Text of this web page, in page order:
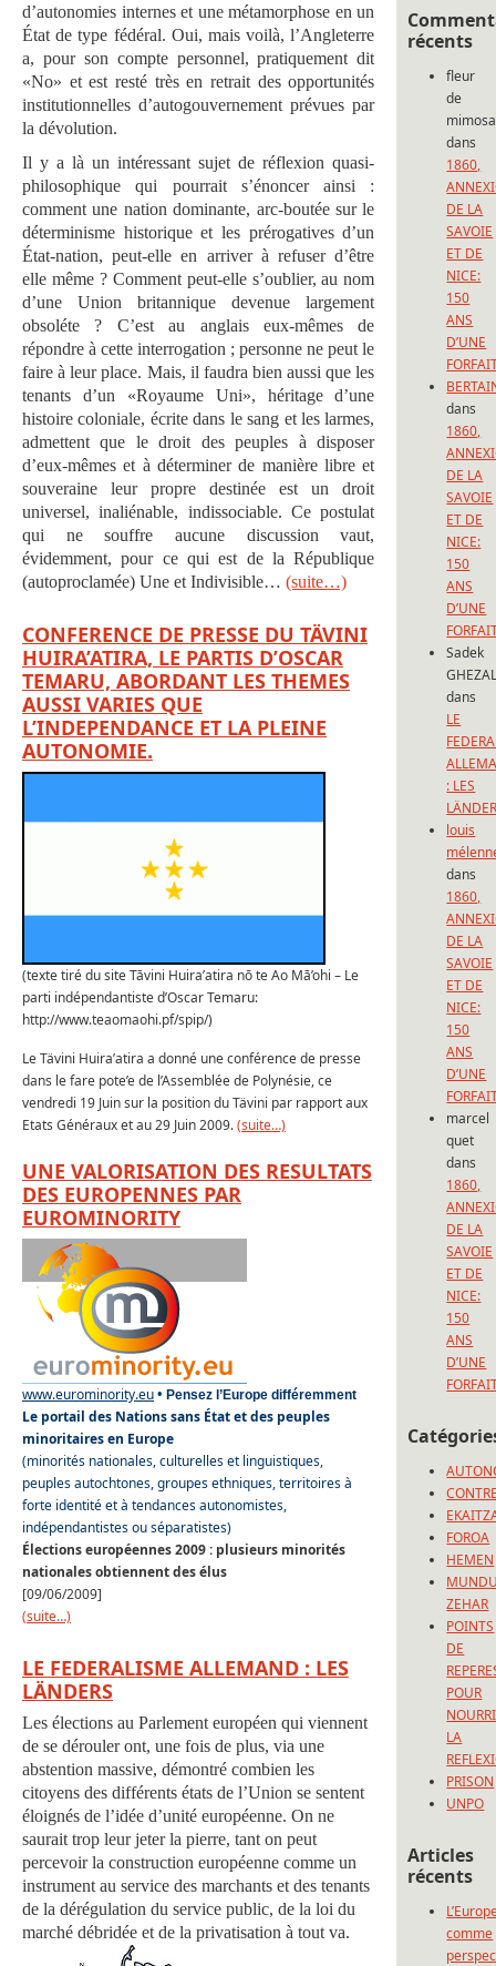
d’autonomies internes et une métamorphose en un
État de type fédéral. Oui, mais voilà, l’Angleterre
a, pour son compte personnel, pratiquement dit
«No» et est resté très en retrait des opportunités
institutionnelles d’autogouvernement prévues par
la dévolution.
Il y a là un intéressant sujet de réflexion quasi-
philosophique qui pourrait s’énoncer ainsi :
comment une nation dominante, arc-boutée sur le
déterminisme historique et les prérogatives d’un
État-nation, peut-elle en arriver à refuser d’être
elle même ? Comment peut-elle s’oublier, au nom
d’une Union britannique devenue largement
obsoléte ? C’est au anglais eux-mêmes de
répondre à cette interrogation ; personne ne peut le
faire à leur place. Mais, il faudra bien aussi que les
tenants d’un «Royaume Uni», héritage d’une
histoire coloniale, écrite dans le sang et les larmes,
admettent que le droit des peuples à disposer
d’eux-mêmes et à déterminer de manière libre et
souveraine leur propre destinée est un droit
universel, inaliénable, indissociable. Ce postulat
qui ne souffre aucune discussion vaut,
évidemment, pour ce qui est de la République
(autoproclamée) Une et Indivisible… (suite…)
CONFERENCE DE PRESSE DU TÄVINI
HUIRA’ATIRA, LE PARTIS D’OSCAR
TEMARU, ABORDANT LES THEMES
AUSSI VARIES QUE
L’INDEPENDANCE ET LA PLEINE
AUTONOMIE.
(texte tiré du site Tāvini Huira’atira nō te Ao Mā’ohi – Le
parti indépendantiste d’Oscar Temaru:
http://www.teaomaohi.pf/spip/)
Le Tävini Huira’atira a donné une conférence de presse
dans le fare pote’e de l’Assemblée de Polynésie, ce
vendredi 19 Juin sur la position du Tävini par rapport aux
Etats Généraux et au 29 Juin 2009.(suite…)
UNE VALORISATION DES RESULTATS
DES EUROPENNES PAR
EUROMINORITY
www.eurominority.eu• Pensez l’Europe différemment
Le portail des Nations sans État et des peuples
minoritaires en Europe
(minorités nationales, culturelles et linguistiques,
peuples autochtones, groupes ethniques, territoires à
forte identité et à tendances autonomistes,
indépendantistes ou séparatistes)
Élections européennes 2009 : plusieurs minorités
nationales obtiennent des élus
[09/06/2009]
(suite…)
LE FEDERALISME ALLEMAND : LES
LÄNDERS
Les élections au Parlement européen qui viennent
de se dérouler ont, une fois de plus, via une
abstention massive, démontré combien les
citoyens des différents états de l’Union se sentent
éloignés de l’idée d’unité européenne. On ne
saurait trop leur jeter la pierre, tant on peut
percevoir la construction européenne comme un
instrument au service des marchants et des tenants
de la dérégulation du service public, de la loi du
marché débridée et de la privatisation à tout va.
récents
fleur
de
mimosa
dans
1860,
DE LA
SAVOIE
ET DE
NICE:
150
ANS
D’UNE
dans
1860,
DE LA
SAVOIE
ET DE
NICE:
150
ANS
D’UNE
Sadek
dans
LE
: LES
louis
dans
1860,
DE LA
SAVOIE
ET DE
NICE:
150
ANS
D’UNE
marcel
quet
dans
1860,
DE LA
SAVOIE
ET DE
NICE:
150
ANS
D’UNE
FOROA
HEMEN
ZEHAR
POINTS
DE
POUR
LA
PRISON
UNPO
Articles
récents
comme